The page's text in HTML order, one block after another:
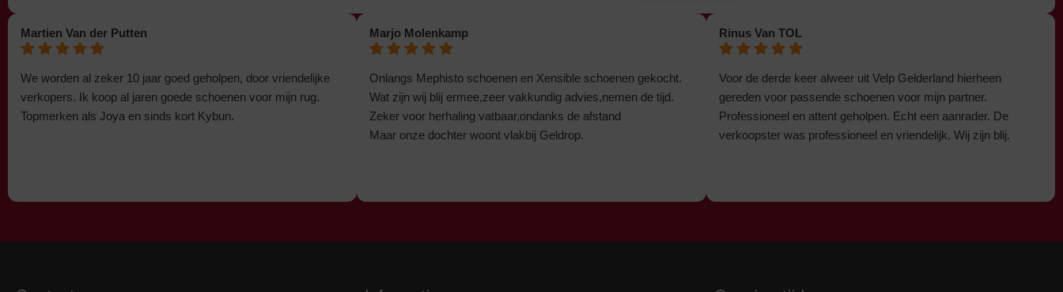
Martien Van der Putten
We worden al zeker 10 jaar goed geholpen, door vriendelijke
verkopers. Ik koop al jaren goede schoenen voor mijn rug.
Topmerken als Joya en sinds kort Kybun.
Marjo Molenkamp
Onlangs Mephisto schoenen en Xensible schoenen gekocht.
Wat zijn wij blij ermee,zeer vakkundig advies,nemen de tijd.
Zeker voor herhaling vatbaar,ondanks de afstand
Maar onze dochter woont vlakbij Geldrop.
Rinus Van TOL
Voor de derde keer alweer uit Velp Gelderland hierheen
gereden voor passende schoenen voor mijn partner.
Professioneel en attent geholpen. Echt een aanrader. De
verkoopster was professioneel en vriendelijk. Wij zijn blij.